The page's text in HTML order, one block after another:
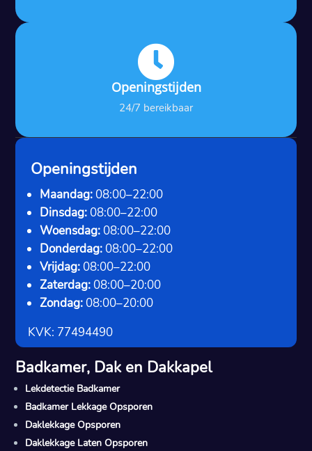

Openingstijden
24/7 bereikbaar
Openingstijden
Maandag: 08:00–22:00
Dinsdag: 08:00–22:00
Woensdag: 08:00–22:00
Donderdag: 08:00–22:00
Vrijdag: 08:00–22:00
Zaterdag: 08:00–20:00
Zondag: 08:00–20:00
KVK: 77494490
Badkamer, Dak en Dakkapel
Lekdetectie Badkamer
Badkamer Lekkage Opsporen
Daklekkage Opsporen
Daklekkage Laten Opsporen